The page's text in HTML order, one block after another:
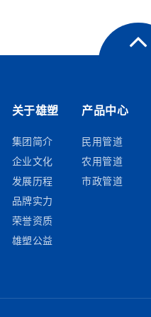
关于雄塑
集团简介
企业文化
发展历程
品牌实力
荣誉资质
雄塑公益
产品中心
民用管道
农用管道
市政管道